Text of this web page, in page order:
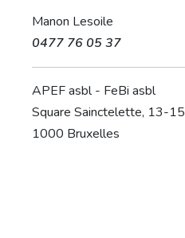
Manon Lesoile
0477 76 05 37
APEF asbl - FeBi asbl
Square Sainctelette, 13-15
1000 Bruxelles